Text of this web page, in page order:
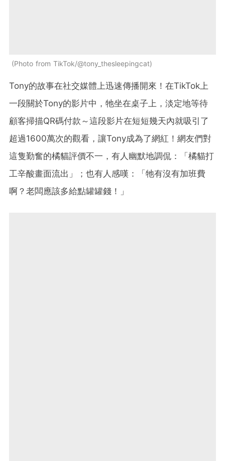
Photo from TikTok/@tony_thesleepingcat
Tony的故事在社交媒體上迅速傳播開來！在TikTok上
一段關於Tony的影片中，牠坐在桌子上，淡定地等待
顧客掃描QR碼付款～這段影片在短短幾天內就吸引了
超過1600萬次的觀看，讓Tony成為了網紅！網友們對
這隻勤奮的橘貓評價不一，有人幽默地調侃：「橘貓打
工辛酸畫面流出」；也有人感嘆：「牠有沒有加班費
啊？老闆應該多給點罐罐錢！」